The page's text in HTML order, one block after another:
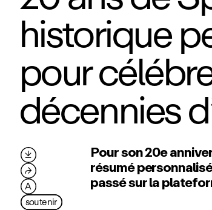
historique
pour
décennies
Pour son 20e
résumé
passé sur la

⮫
A
soutenir